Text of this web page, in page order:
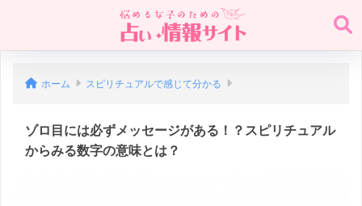
ホーム スピリチュアルで感じて分かる
ゾロ目には必ずメッセージがある！？スピリチュアル
からみる数字の意味とは？